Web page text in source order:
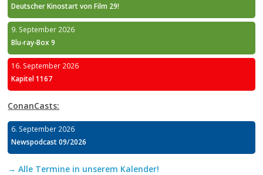
Deutscher Kinostart von Film 29!
9. September 2026
Blu-ray-Box 9
16. September 2026
Kapitel 1167
ConanCasts:
6. September 2026
Newspodcast 09/2026
→ Alle Termine in unserem Kalender!